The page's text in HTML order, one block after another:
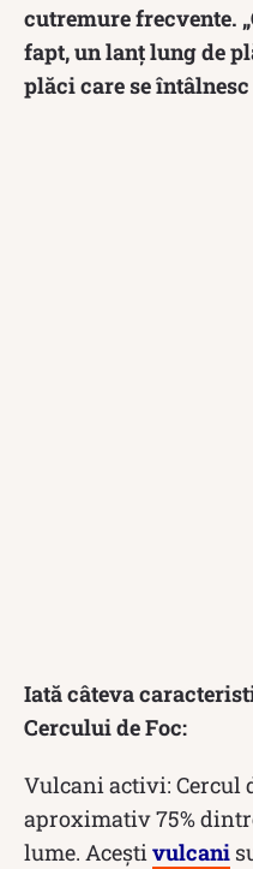
cutremure frecvente.
fapt, un lanț lung de
plăci care se
Iată câteva
Cercului de Foc:
Vulcani activi: Cercul
aproximativ 75%
lume. Acești vulcani